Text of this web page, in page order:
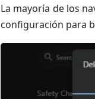
La mayoría de los
configuración para